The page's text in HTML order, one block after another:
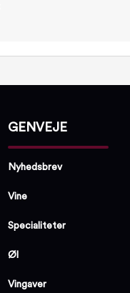
GENVEJE
Nyhedsbrev
Vine
Specialiteter
Øl
Vingaver